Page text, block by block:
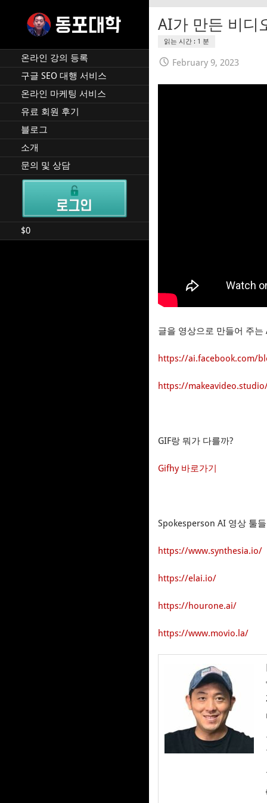
Skip
DPU SEO
라인 사업 강의 🇰🇷 🇺🇸
온라인 강의 등록
구글 SEO 대행 서비스
온라인 마케팅 서비스
유료 회원 후기
블로그
소개
문의 및 상담
$0
AI가 만든 비디
February 9, 2023
글을 영상으로 만들어 주는
https://ai.facebook.com/
https://
GIF랑 뭐가 다를까?
Gifhy 바로가기
Spokesperson AI 영상 툴
https://www.synthesia.io/
https://elai.io/
https://hourone.ai/
https://www.movio.la/